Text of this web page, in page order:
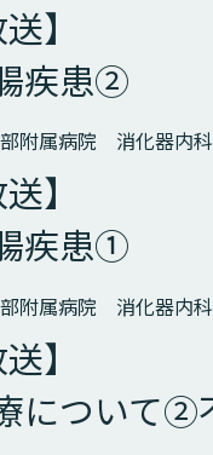
】
疾患②
部附属病院 消化器内
】
疾患①
部附属病院 消化器内
】
について②